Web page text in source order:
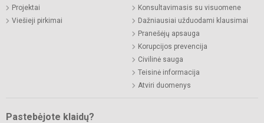
Projektai
Viešieji pirkimai
Konsultavimasis su visuomene
Dažniausiai užduodami klausimai
Pranešėjų apsauga
Korupcijos prevencija
Civilinė sauga
Teisinė informacija
Atviri duomenys
Pastebėjote klaidų?